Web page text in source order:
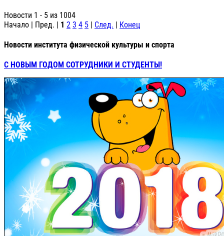
Новости 1 - 5 из 1004
Начало | Пред. | 1 2 3 4 5 | След. | Конец
Новости института физической культуры и спорта
С НОВЫМ ГОДОМ СОТРУДНИКИ И СТУДЕНТЫ!